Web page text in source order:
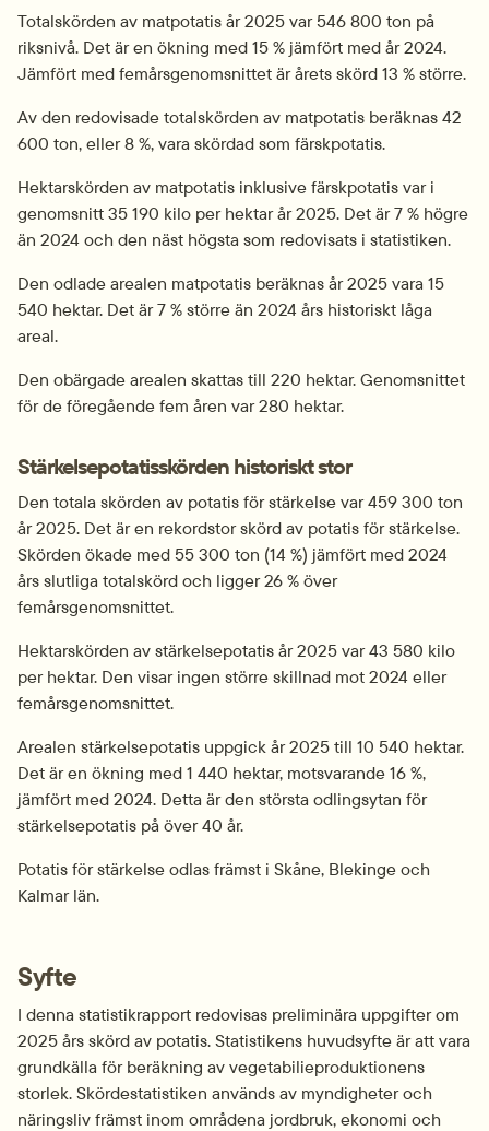
Totalskörden av matpotatis år 2025 var 546 800 ton på
riksnivå. Det är en ökning med 15 % jämfört med år 2024.
Jämfört med femårsgenomsnittet är årets skörd 13 % större.
Av den redovisade totalskörden av matpotatis beräknas 42
600 ton, eller 8 %, vara skördad som färskpotatis.
Hektarskörden av matpotatis inklusive färskpotatis var i
genomsnitt 35 190 kilo per hektar år 2025. Det är 7 % högre
än 2024 och den näst högsta som redovisats i statistiken.
Den odlade arealen matpotatis beräknas år 2025 vara 15
540 hektar. Det är 7 % större än 2024 års historiskt låga
areal.
Den obärgade arealen skattas till 220 hektar. Genomsnittet
för de föregående fem åren var 280 hektar.
Stärkelsepotatisskörden historiskt stor
Den totala skörden av potatis för stärkelse var 459 300 ton
år 2025. Det är en rekordstor skörd av potatis för stärkelse.
Skörden ökade med 55 300 ton (14 %) jämfört med 2024
års slutliga totalskörd och ligger 26 % över
femårsgenomsnittet.
Hektarskörden av stärkelsepotatis år 2025 var 43 580 kilo
per hektar. Den visar ingen större skillnad mot 2024 eller
femårsgenomsnittet.
Arealen stärkelsepotatis uppgick år 2025 till 10 540 hektar.
Det är en ökning med 1 440 hektar, motsvarande 16 %,
jämfört med 2024. Detta är den största odlingsytan för
stärkelsepotatis på över 40 år.
Potatis för stärkelse odlas främst i Skåne, Blekinge och
Kalmar län.
Syfte
I denna statistikrapport redovisas preliminära uppgifter om
2025 års skörd av potatis. Statistikens huvudsyfte är att vara
grundkälla för beräkning av vegetabilieproduktionens
storlek. Skördestatistiken används av myndigheter och
näringsliv främst inom områdena jordbruk, ekonomi och